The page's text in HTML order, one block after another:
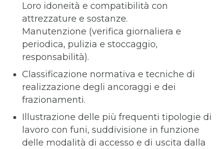
Loro idoneità e compatibilità con
attrezzature e sostanze.
Manutenzione (verifica giornaliera e
periodica, pulizia e stoccaggio,
responsabilità).
Classificazione normativa e tecniche di
realizzazione degli ancoraggi e dei
frazionamenti.
Illustrazione delle più frequenti tipologie di
lavoro con funi, suddivisione in funzione
delle modalità di accesso e di uscita dalla